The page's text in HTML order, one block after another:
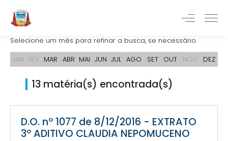
Selecione um mês para refinar a busca, se necessário.
JAN FEV MAR ABR MAI JUN JUL AGO SET OUT NOV DEZ
13 matéria(s) encontrada(s)
D.O. nº 1077 de 8/12/2016 - EXTRATO
3º ADITIVO CLAUDIA NEPOMUCENO